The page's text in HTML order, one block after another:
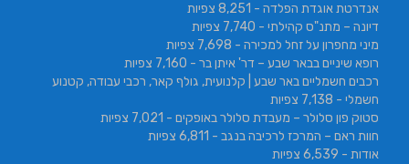
אנדרטת אוגדת הפלדה - 8,251 צפיות
דיונה – מתנ"ס קהילתי - 7,740 צפיות
מיני מחפרון על זחל למכירה - 7,698 צפיות
רופא שיניים בבאר שבע – דר' איתן בר - 7,160 צפיות
רכבים חשמליים באר שבע | קלנועית, גולף קאר, רכבי עבודה, קטנוע
חשמלי - 7,138 צפיות
סטוק פון סלולר – מעבדת סלולר באופקים - 7,021 צפיות
חוות ראם – המרכז לרכיבה בנגב - 6,811 צפיות
אודות - 6,539 צפיות